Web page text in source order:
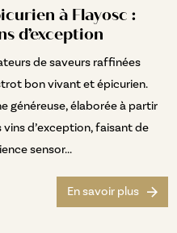
à Flayosc :
d’exception
de saveurs raffinées
bon vivant et épicurien.
généreuse, élaborée à partir
d’exception, faisant de
sensor...
En savoir plus